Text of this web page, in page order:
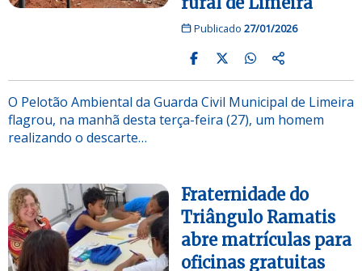
Publicado 27/01/2026
O Pelotão Ambiental da Guarda Civil Municipal de Limeira
flagrou, na manhã desta terça-feira (27), um homem
realizando o descarte…
Fraternidade do
Triângulo Ramatis
abre matrículas para
oficinas gratuitas